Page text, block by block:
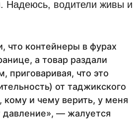
Надеюсь, водители живы и
что контейнеры в фурах
а товар раздали
приговаривая, что это
от таджикского
кому и чему верить, у меня
давление», — жалуется